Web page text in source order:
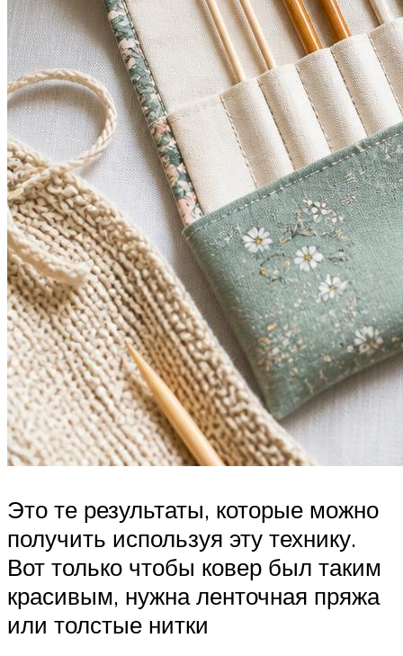
Это те результаты, которые можно
получить используя эту технику.
Вот только чтобы ковер был таким
красивым, нужна ленточная пряжа
или толстые нитки